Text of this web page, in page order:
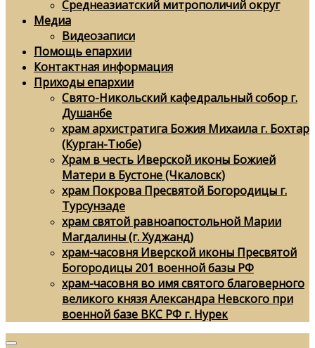
Среднеазиатский митрополичий округ
Медиа
Видеозаписи
Помощь епархии
Контактная информация
Приходы епархии
Свято-Никольский кафедральный собор г.
Душанбе
храм архистратига Божия Михаила г. Бохтар
(Курган-Тюбе)
Храм в честь Иверской иконы Божией
Матери в Бустоне (Чкаловск)
храм Покрова Пресвятой Богородицы г.
Турсунзаде
храм святой равноапостольной Марии
Магдалины (г. Худжанд)
храм-часовня Иверской иконы Пресвятой
Богородицы 201 военной базы РФ
храм-часовня во имя святого благоверного
великого князя Александра Невского при
военной базе ВКС РФ г. Нурек